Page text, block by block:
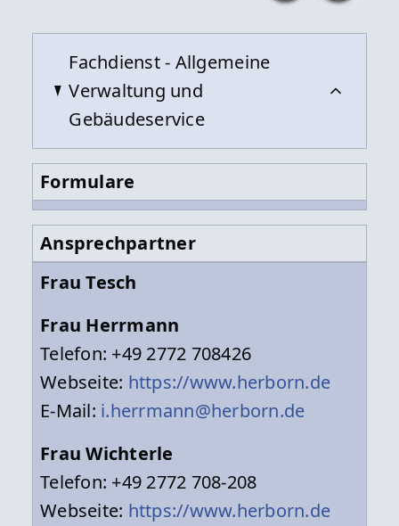
Fachdienst - Allgemeine
Verwaltung und
Gebäudeservice
Formulare
Ansprechpartner
Frau Tesch
Frau Herrmann
Telefon: +49 2772 708426
Webseite: https://www.herborn.de
E-Mail: i.herrmann@herborn.de
Frau Wichterle
Telefon: +49 2772 708-208
Webseite: https://www.herborn.de